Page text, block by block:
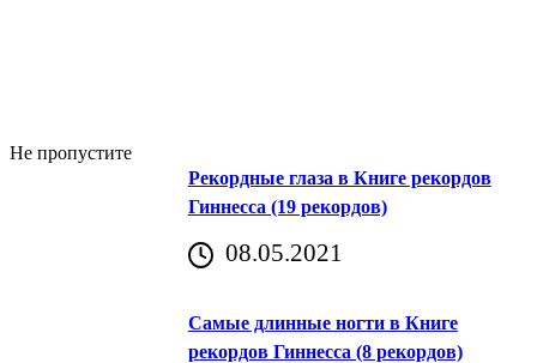
Не пропустите
Рекордные глаза в Книге рекордов
Гиннесса (19 рекордов)
08.05.2021
Самые длинные ногти в Книге
рекордов Гиннесса (8 рекордов)